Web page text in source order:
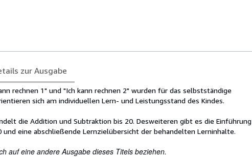
zur Ausgabe
rechnen 1" und "Ich kann rechnen 2" wurden für das selbstständige
sich am individuellen Lern- und Leistungsstand des Kindes.
die Addition und Subtraktion bis 20. Desweiteren gibt es die Einführung
und eine abschließende Lernzielübersicht der behandelten Lerninhalte.
auf eine andere Ausgabe dieses Titels beziehen.